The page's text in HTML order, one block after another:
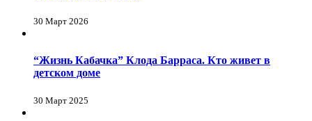
30 Март 2026
“Жизнь Кабачка” Клода Барраса. Кто живет в
детском доме
30 Март 2025